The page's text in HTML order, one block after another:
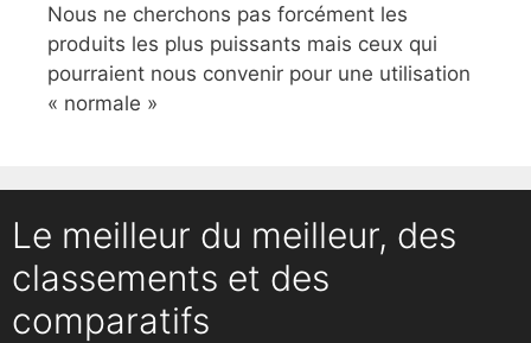
Nous ne cherchons pas forcément les
produits les plus puissants mais ceux qui
pourraient nous convenir pour une utilisation
« normale »
Le meilleur du meilleur, des
classements et des
comparatifs